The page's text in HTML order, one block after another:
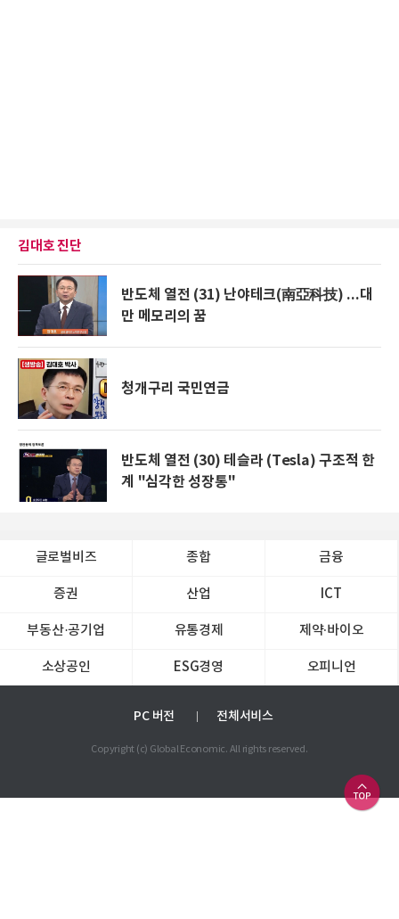
김대호 진단
반도체 열전 (31) 난야테크(南亞科技) ...대
만 메모리의 꿈
청개구리 국민연금
반도체 열전 (30) 테슬라 (Tesla) 구조적 한
계 "심각한 성장통"
글로벌비즈 종합 금융
증권 산업 ICT
부동산·공기업 유통경제 제약∙바이오
소상공인 ESG경영 오피니언
PC 버전 전체서비스
Copyright (c) Global Economic. All rights reserved.